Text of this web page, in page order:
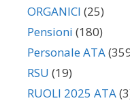
ORGANICI (25)
Pensioni (180)
Personale ATA
RSU (19)
RUOLI 2025 ATA